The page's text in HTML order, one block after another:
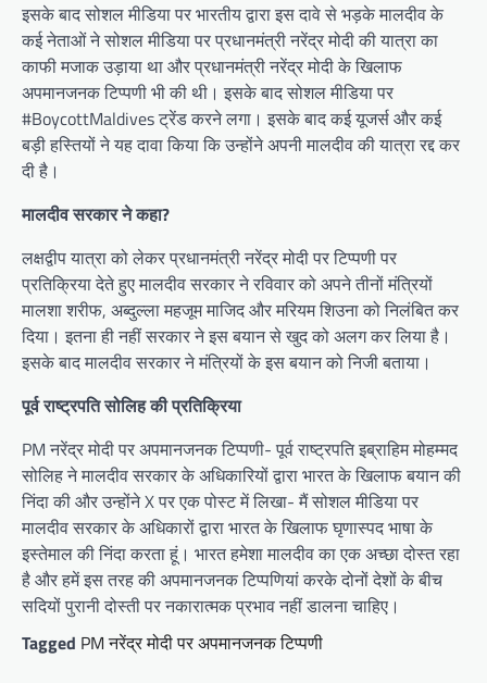
इसके बाद सोशल मीडिया पर भारतीय द्वारा इस दावे से भड़के मालदीव के
कई नेताओं ने सोशल मीडिया पर प्रधानमंत्री नरेंद्र मोदी की यात्रा का
काफी मजाक उड़ाया था और प्रधानमंत्री नरेंद्र मोदी के खिलाफ
अपमानजनक टिप्पणी भी की थी। इसके बाद सोशल मीडिया पर
#BoycottMaldives ट्रेंड करने लगा। इसके बाद कई यूजर्स और कई
बड़ी हस्तियों ने यह दावा किया कि उन्होंने अपनी मालदीव की यात्रा रद्द कर
दी है।
मालदीव सरकार ने कहा?
लक्षद्वीप यात्रा को लेकर प्रधानमंत्री नरेंद्र मोदी पर टिप्पणी पर
प्रतिक्रिया देते हुए मालदीव सरकार ने रविवार को अपने तीनों मंत्रियों
मालशा शरीफ, अब्दुल्ला महजूम माजिद और मरियम शिउना को निलंबित कर
दिया। इतना ही नहीं सरकार ने इस बयान से खुद को अलग कर लिया है।
इसके बाद मालदीव सरकार ने मंत्रियों के इस बयान को निजी बताया।
पूर्व राष्ट्रपति सोलिह की प्रतिक्रिया
PM नरेंद्र मोदी पर अपमानजनक टिप्पणी- पूर्व राष्ट्रपति इब्राहिम मोहम्मद
सोलिह ने मालदीव सरकार के अधिकारियों द्वारा भारत के खिलाफ बयान की
निंदा की और उन्होंने X पर एक पोस्ट में लिखा- मैं सोशल मीडिया पर
मालदीव सरकार के अधिकारों द्वारा भारत के खिलाफ घृणास्पद भाषा के
इस्तेमाल की निंदा करता हूं। भारत हमेशा मालदीव का एक अच्छा दोस्त रहा
है और हमें इस तरह की अपमानजनक टिप्पणियां करके दोनों देशों के बीच
सदियों पुरानी दोस्ती पर नकारात्मक प्रभाव नहीं डालना चाहिए।
Tagged PM नरेंद्र मोदी पर अपमानजनक टिप्पणी